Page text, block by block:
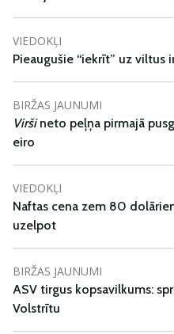
VIEDOKĻI
Pieaugušie “iekrīt” uz viltus
BIRŽAS JAUNUMI
Viršineto peļņa pirmajā
eiro
VIEDOKĻI
Naftas cena zem 80
uzelpot
BIRŽAS JAUNUMI
ASV tirgus kopsavilkums:
Volstrītu